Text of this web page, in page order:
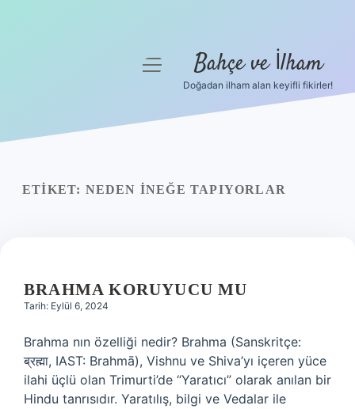
Yasal Uyarı
menüyü
Bahçe ve İlham
Doğadan ilham alan keyifli fikirler!
ETIKET: NEDEN INEĞE TAPIYORLAR
BRAHMA KORUYUCU MU
Tarih: Eylül 6, 2024
Brahma nın özelliği nedir? Brahma (Sanskritçe:
ब्रह्मा, IAST: Brahmā), Vishnu ve Shiva’yı içeren yüce
ilahi üçlü olan Trimurti’de “Yaratıcı” olarak anılan bir
Hindu tanrısıdır. Yaratılış, bilgi ve Vedalar ile